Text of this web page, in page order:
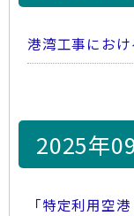
港湾工事にお
2025年
「特定利用空